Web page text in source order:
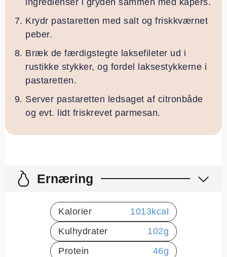
Krydr pastaretten med salt og friskkværnet
peber.
Bræk de færdigstegte laksefileter ud i
rustikke stykker, og fordel laksestykkerne i
pastaretten.
Server pastaretten ledsaget af citronbåde
og evt. lidt friskrevet parmesan.
Ernæring
Kalorier 1013kcal
Kulhydrater
102g
Protein
46g